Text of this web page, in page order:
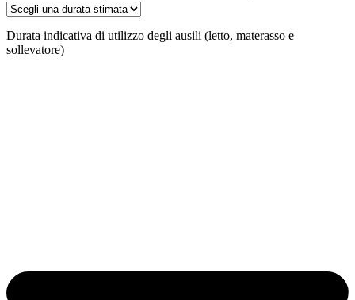
Durata indicativa di utilizzo degli ausili (letto, materasso e
sollevatore)